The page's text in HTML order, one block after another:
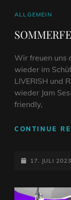
CAT
ALLGEMEIN
Wir freuen uns
wieder im
LIVERISH und
wieder Jam
friendly,
CONTINUE
POSTED-
17. JULI 2023